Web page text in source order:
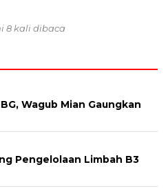
8 kali dibaca
Wagub Mian Gaungkan
Pengelolaan Limbah B3